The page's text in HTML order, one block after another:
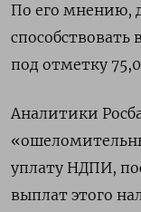
По его мнению,
под отметку
Аналитики
уплату НДПИ,
выплат этого